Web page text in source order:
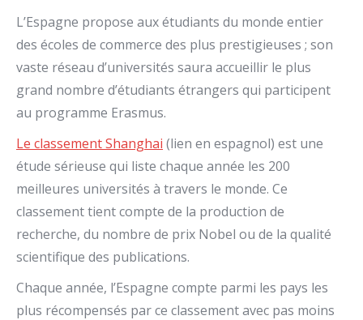
L’Espagne propose aux étudiants du monde entier
des écoles de commerce des plus prestigieuses ; son
vaste réseau d’universités saura accueillir le plus
grand nombre d’étudiants étrangers qui participent
au programme Erasmus.
Le classement Shanghai (lien en espagnol) est une
étude sérieuse qui liste chaque année les 200
meilleures universités à travers le monde. Ce
classement tient compte de la production de
recherche, du nombre de prix Nobel ou de la qualité
scientifique des publications.
Chaque année, l’Espagne compte parmi les pays les
plus récompensés par ce classement avec pas moins